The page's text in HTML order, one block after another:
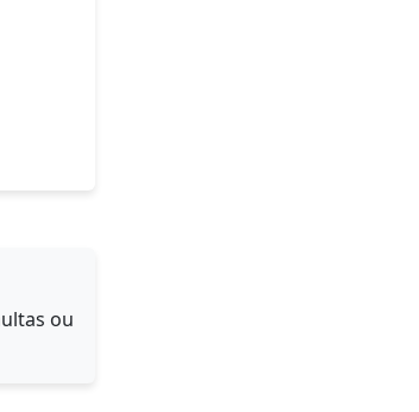
ou